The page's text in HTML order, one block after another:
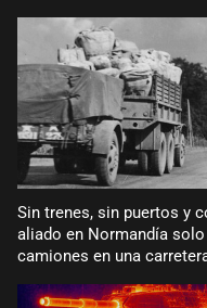
Sin trenes, sin puertos y
aliado en Normandía
camiones en una